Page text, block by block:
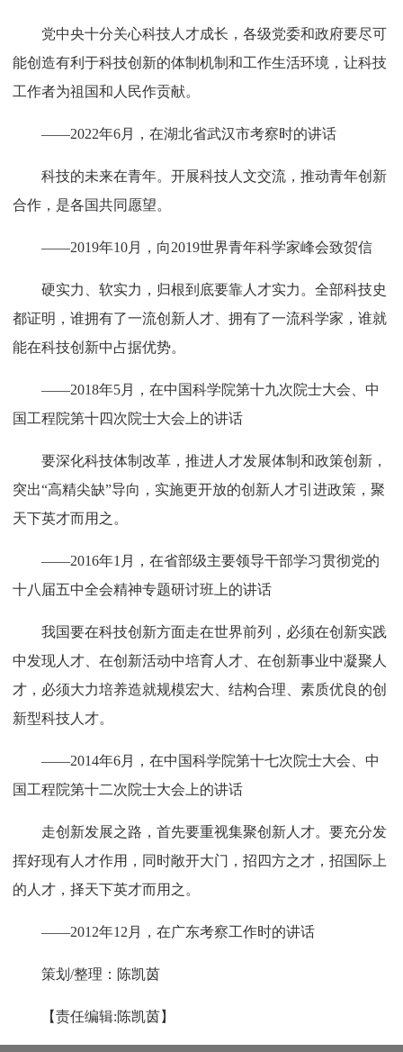
党中央十分关心科技人才成长，各级党委和政府要尽可
能创造有利于科技创新的体制机制和工作生活环境，让科技
工作者为祖国和人民作贡献。
——2022年6月，在湖北省武汉市考察时的讲话
科技的未来在青年。开展科技人文交流，推动青年创新
合作，是各国共同愿望。
——2019年10月，向2019世界青年科学家峰会致贺信
硬实力、软实力，归根到底要靠人才实力。全部科技史
都证明，谁拥有了一流创新人才、拥有了一流科学家，谁就
能在科技创新中占据优势。
——2018年5月，在中国科学院第十九次院士大会、中
国工程院第十四次院士大会上的讲话
要深化科技体制改革，推进人才发展体制和政策创新，
突出“高精尖缺”导向，实施更开放的创新人才引进政策，聚
天下英才而用之。
——2016年1月，在省部级主要领导干部学习贯彻党的
十八届五中全会精神专题研讨班上的讲话
我国要在科技创新方面走在世界前列，必须在创新实践
中发现人才、在创新活动中培育人才、在创新事业中凝聚人
才，必须大力培养造就规模宏大、结构合理、素质优良的创
新型科技人才。
——2014年6月，在中国科学院第十七次院士大会、中
国工程院第十二次院士大会上的讲话
走创新发展之路，首先要重视集聚创新人才。要充分发
挥好现有人才作用，同时敞开大门，招四方之才，招国际上
的人才，择天下英才而用之。
——2012年12月，在广东考察工作时的讲话
策划/整理：陈凯茵
【责任编辑:陈凯茵】